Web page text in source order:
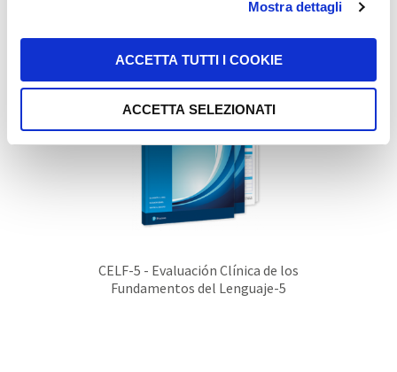
Mostra dettagli
ACCETTA TUTTI I COOKIE
ACCETTA SELEZIONATI
CELF-5 - Evaluación Clínica de los
Fundamentos del Lenguaje-5